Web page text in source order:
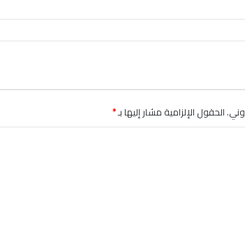
الحقول الإلزامية مشار إليها بـ*